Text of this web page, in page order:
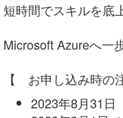
短時間でスキルを底
Microsoft Azureへ一
【 お申し込み時の
2023年8月31日